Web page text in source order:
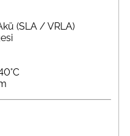
(SLA / VRLA)